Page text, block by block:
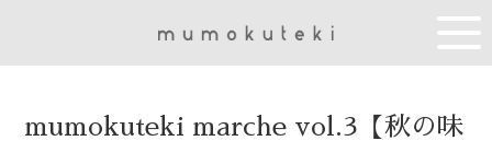
mumokuteki marche vol.3【秋の味